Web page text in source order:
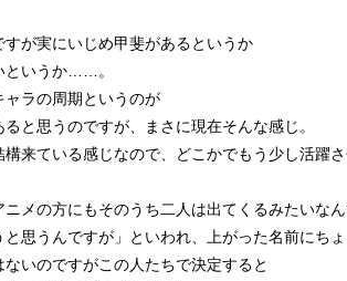
すが実にいじめ甲斐があるというか
というか……。
ャラの周期というのが
と思うのですが、まさに現在そんな感じ。
構来ている感じなので、どこかでもう少し活躍さ
ニメの方にもそのうち二人は出てくるみたいな
と思うんですが」といわれ、上がった名前にちょ
ないのですがこの人たちで決定すると